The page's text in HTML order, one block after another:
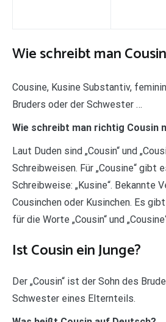
Wie schreibt man
Cousine, Kusine Substantiv,
Bruders oder der Schwester …
Wie schreibt man richtig Cousin
Laut Duden sind „Cousin“ und
Schreibweisen. Für „Cousine“ gibt
Schreibweise: „Kusine“. Bekannte
Cousinchen oder Kusinchen. Es
für die Worte „Cousin“ und
Ist Cousin ein Junge?
Der „Cousin“ ist der Sohn des
Schwester eines Elternteils.